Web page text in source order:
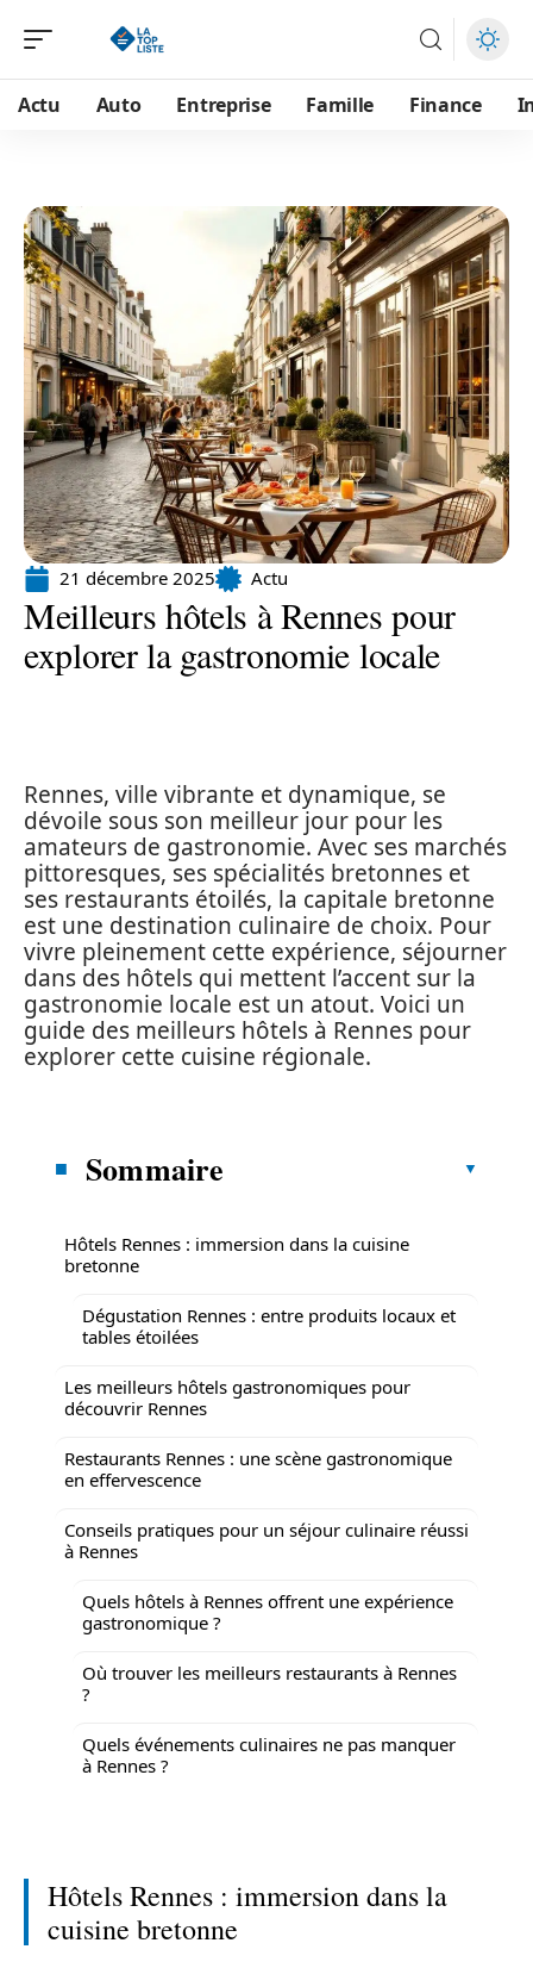
Actu Auto Entreprise Famille Finance
21 décembre 2025 Actu
Meilleurs hôtels à Rennes pour
explorer la gastronomie locale
Rennes, ville vibrante et dynamique, se
dévoile sous son meilleur jour pour les
amateurs de gastronomie. Avec ses marchés
pittoresques, ses spécialités bretonnes et
ses restaurants étoilés, la capitale bretonne
est une destination culinaire de choix. Pour
vivre pleinement cette expérience, séjourner
dans des hôtels qui mettent l’accent sur la
gastronomie locale est un atout. Voici un
guide des meilleurs hôtels à Rennes pour
explorer cette cuisine régionale.
Sommaire
Hôtels Rennes : immersion dans la cuisine
bretonne
Dégustation Rennes : entre produits locaux et
tables étoilées
Les meilleurs hôtels gastronomiques pour
découvrir Rennes
Restaurants Rennes : une scène gastronomique
en effervescence
Conseils pratiques pour un séjour culinaire réussi
à Rennes
Quels hôtels à Rennes offrent une expérience
gastronomique ?
Où trouver les meilleurs restaurants à Rennes
?
Quels événements culinaires ne pas manquer
à Rennes ?
Hôtels Rennes : immersion dans la
cuisine bretonne